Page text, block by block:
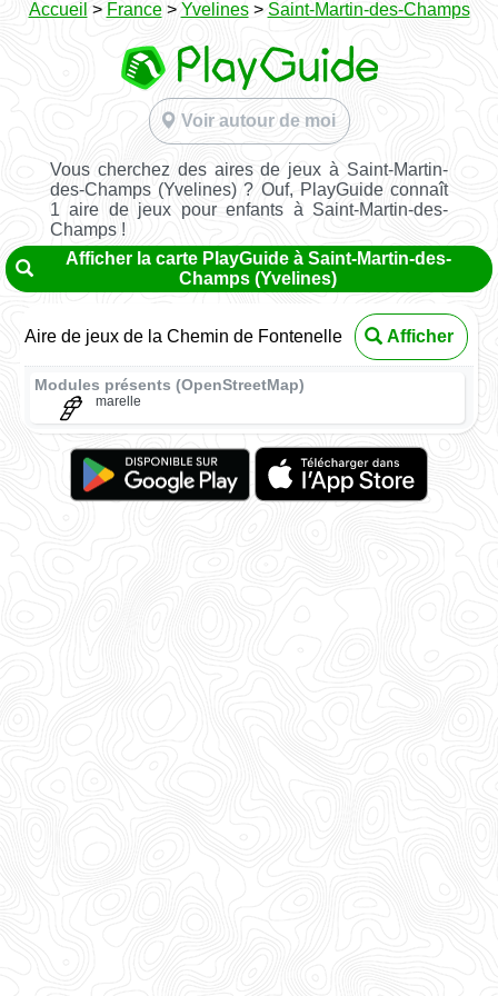
Accueil > France> Yvelines> Saint-Martin-des-Champs
Voir autour de moi
Vous cherchez des aires de jeux à Saint-Martin-
des-Champs (Yvelines) ? Ouf, PlayGuide connaît
1 aire de jeux pour enfants à Saint-Martin-des-
Champs !
Afficher la carte PlayGuide à Saint-Martin-des-
Champs (Yvelines)
Aire de jeux de la Chemin de Fontenelle Afficher
Modules présents (OpenStreetMap)
marelle